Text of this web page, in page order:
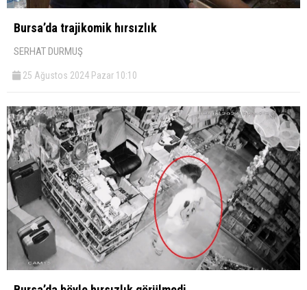
Bursa’da trajikomik hırsızlık
SERHAT DURMUŞ
25 Ağustos 2024 Pazar 10:10